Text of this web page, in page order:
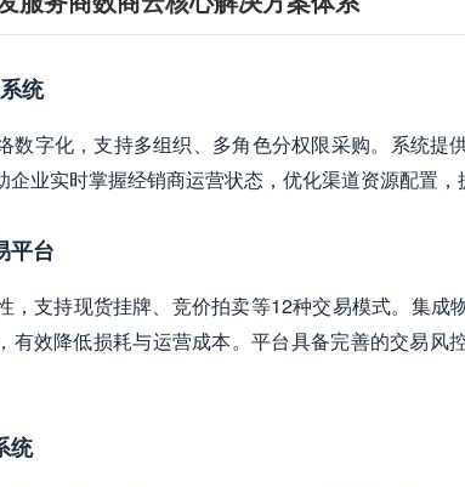
统
数字化，支持多组织、多角色分权限采购。系统提
业实时掌握经销商运营状态，优化渠道资源配置，
平台
，支持现货挂牌、竞价拍卖等12种交易模式。集成
有效降低损耗与运营成本。平台具备完善的交易风
统